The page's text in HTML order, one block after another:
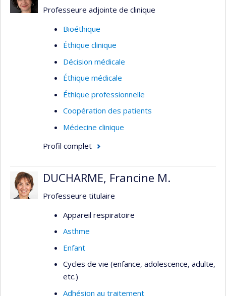
touchent les maladies infectieuses en
gynécologie obstétrique et la médecine materno-
foetale. Elle est responsable du développement
de la recherche portant sur les femmes
enceintes au Centre d'Infectiologie Mère-
Enfant (CHU Sainte-Justine).
Professeure adjointe de clinique
Bioéthique
Éthique clinique
Décision médicale
Éthique médicale
Éthique professionnelle
Coopération des patients
Médecine clinique
Profil complet
DUCHARME, Francine M.
Professeure titulaire
Appareil respiratoire
Asthme
Enfant
Cycles de vie (enfance, adolescence, adulte,
etc.)
Adhésion au traitement